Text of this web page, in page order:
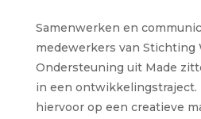
Samenwerken en
medewerkers van Stichting
Ondersteuning uit Made
in een ontwikkelingstraject.
hiervoor op een creatieve